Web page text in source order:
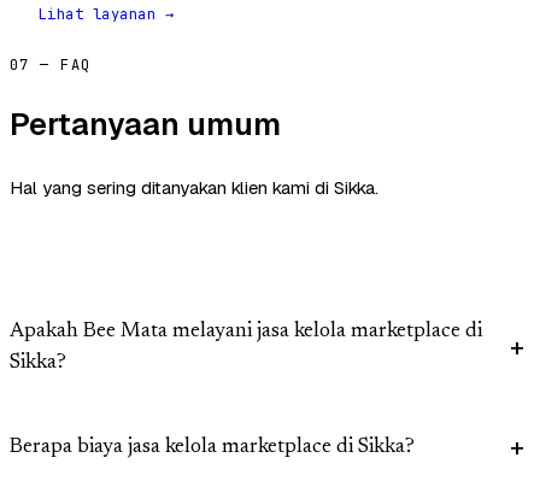
Lihat layanan →
07 — FAQ
Pertanyaan umum
Hal yang sering ditanyakan klien kami di Sikka.
Apakah Bee Mata melayani jasa kelola marketplace di
Sikka?
Berapa biaya jasa kelola marketplace di Sikka?